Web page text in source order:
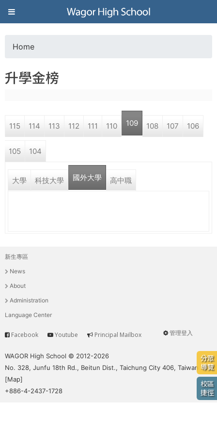
Jump to navigation
葳
格
高
學
培
養
具
國
移
動
的
世
界
公
o
a
r
e
r
e
Home
升學金榜
115 114 113 112 111 110 109 108 107 106
105 104
大學 科技大學 國外大學 高中職
分眾
導覽
校區
捷徑
主
選
單
新生專區
News
About
Administration
Language Center
User
管理登入
Service
Facebook Youtube Principal Mailbox
WAGOR High School © 2012-2026
No. 328, Junfu 18th Rd., Beitun Dist., Taichung City 406, Taiwan
[Map]
+886-4-2437-1728